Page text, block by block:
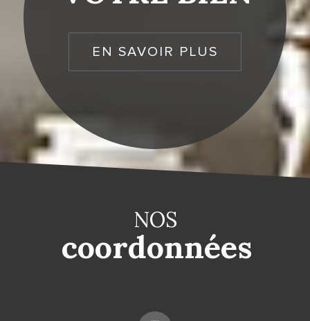
EN SAVOIR PLUS
NOS
coordonnées